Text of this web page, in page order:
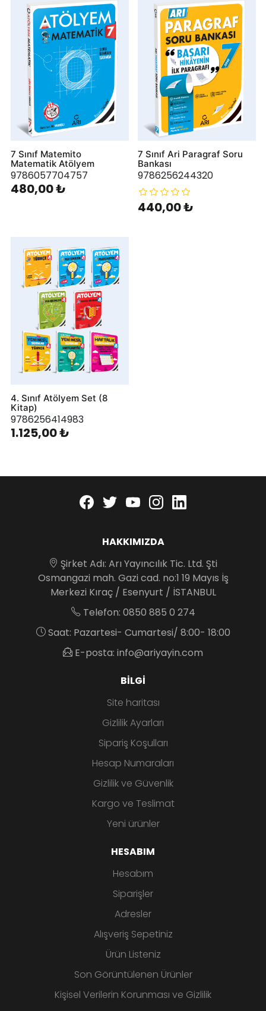
7 Sınıf Matemito
Matematik Atölyem
9786057704757
480,00 ₺
7 Sınıf Ari Paragraf Soru
Bankası
9786256244320
440,00 ₺
4. Sınıf Atölyem Set (8
Kitap)
9786256414983
1.125,00 ₺
Facebook
twitteryoutubeinstagram
HAKKIMIZDA
Şirket Adı: Arı Yayıncılık Tic. Ltd. Şti
Osmangazi mah. Gazi cad. no:1 19 Mayıs İş
Merkezi Kıraç / Esenyurt / İSTANBUL
Telefon: 0850 885 0 274
Saat: Pazartesi- Cumartesi/ 8:00- 18:00
E-posta: info@ariyayin.com
BILGI
Site haritası
Gizlilik Ayarları
Sipariş Koşulları
Hesap Numaraları
Gizlilik ve Güvenlik
Kargo ve Teslimat
Yeni ürünler
HESABIM
Hesabım
Siparişler
Adresler
Alışveriş Sepetiniz
Ürün Listeniz
Son Görüntülenen Ürünler
Kişisel Verilerin Korunması ve Gizlilik